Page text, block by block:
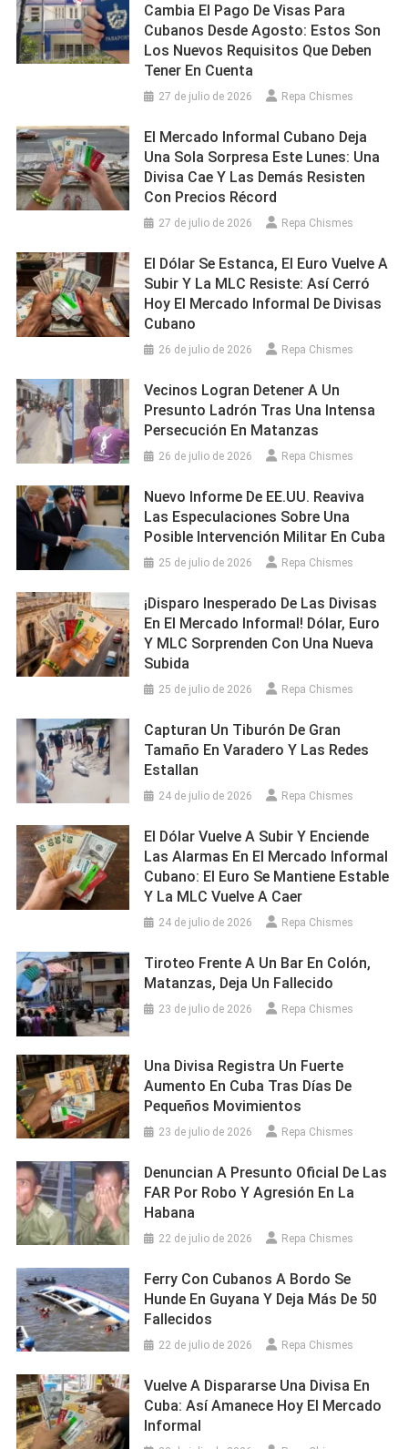
Cambia El Pago De Visas Para
Cubanos Desde Agosto: Estos Son
Los Nuevos Requisitos Que Deben
Tener En Cuenta
27 de julio de 2026 Repa Chismes
El Mercado Informal Cubano Deja
Una Sola Sorpresa Este Lunes: Una
Divisa Cae Y Las Demás Resisten
Con Precios Récord
27 de julio de 2026 Repa Chismes
El Dólar Se Estanca, El Euro Vuelve A
Subir Y La MLC Resiste: Así Cerró
Hoy El Mercado Informal De Divisas
Cubano
26 de julio de 2026 Repa Chismes
Vecinos Logran Detener A Un
Presunto Ladrón Tras Una Intensa
Persecución En Matanzas
26 de julio de 2026 Repa Chismes
Nuevo Informe De EE.UU. Reaviva
Las Especulaciones Sobre Una
Posible Intervención Militar En Cuba
25 de julio de 2026 Repa Chismes
¡Disparo Inesperado De Las Divisas
En El Mercado Informal! Dólar, Euro
Y MLC Sorprenden Con Una Nueva
Subida
25 de julio de 2026 Repa Chismes
Capturan Un Tiburón De Gran
Tamaño En Varadero Y Las Redes
Estallan
24 de julio de 2026 Repa Chismes
El Dólar Vuelve A Subir Y Enciende
Las Alarmas En El Mercado Informal
Cubano: El Euro Se Mantiene Estable
Y La MLC Vuelve A Caer
24 de julio de 2026 Repa Chismes
Tiroteo Frente A Un Bar En Colón,
Matanzas, Deja Un Fallecido
23 de julio de 2026 Repa Chismes
Una Divisa Registra Un Fuerte
Aumento En Cuba Tras Días De
Pequeños Movimientos
23 de julio de 2026 Repa Chismes
Denuncian A Presunto Oficial De Las
FAR Por Robo Y Agresión En La
Habana
22 de julio de 2026 Repa Chismes
Ferry Con Cubanos A Bordo Se
Hunde En Guyana Y Deja Más De 50
Fallecidos
22 de julio de 2026 Repa Chismes
Vuelve A Dispararse Una Divisa En
Cuba: Así Amanece Hoy El Mercado
Informal